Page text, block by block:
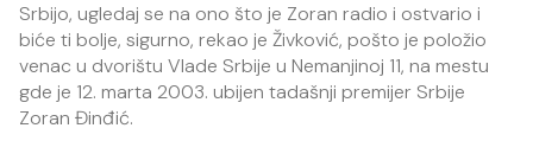
Srbijo, ugledaj se na ono što je Zoran radio i ostvario i
biće ti bolje, sigurno, rekao je Živković, pošto je položio
venac u dvorištu Vlade Srbije u Nemanjinoj 11, na mestu
gde je 12. marta 2003. ubijen tadašnji premijer Srbije
Zoran Đinđić.